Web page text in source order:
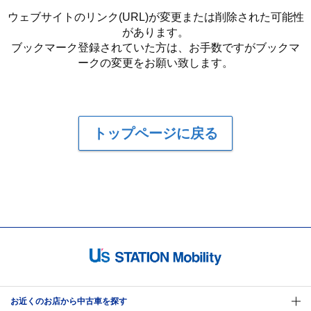
ウェブサイトのリンク(URL)が変更または削除された可能性
があります。
ブックマーク登録されていた方は、お手数ですがブックマ
ークの変更をお願い致します。
トップページに戻る
お近くのお店から中古車を探す